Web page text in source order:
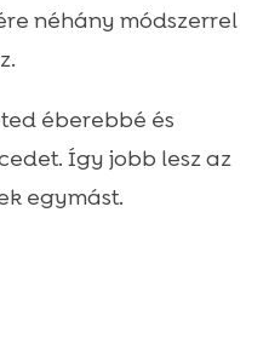
fejlesztéséhez
szerepe
bemutatása
néhány módszerrel
éberebbé és
Így jobb lesz az
egymást.